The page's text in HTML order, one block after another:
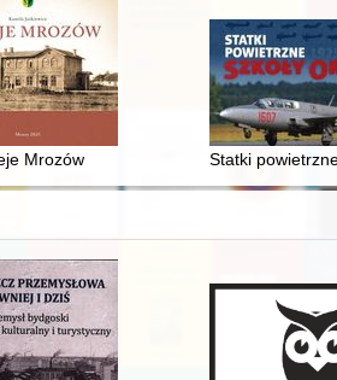
w latach 1944-1956
"Bitwa Warszawska rok 1920" :
Mrozów Statki